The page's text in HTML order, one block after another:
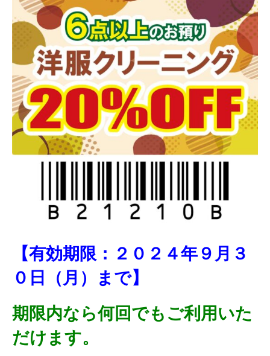
【有効期限：２０２４年９月３
０日（月）まで】
期限内なら何回でもご利用いた
だけます。